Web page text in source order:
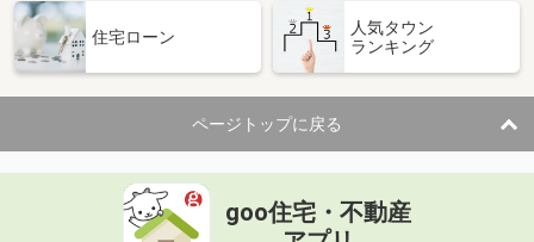
住宅ローン
人気タウン
ランキング
ページトップに戻る
goo住宅・不動産